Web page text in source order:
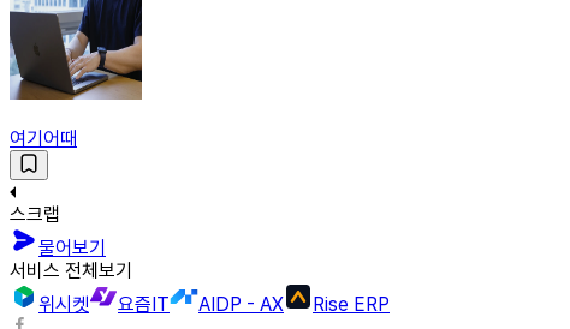
여기어때
스크랩
물어보기
서비스 전체보기
위시켓
요즘IT AIDP - AX Rise ERP